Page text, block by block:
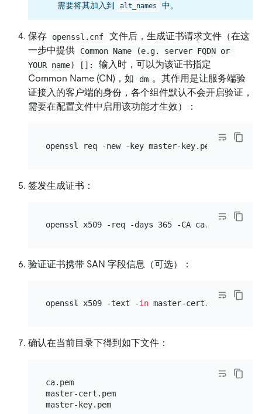
需要将其加入到
alt_names 中。
保存 openssl.cnf
文件后，生成证书请求文件（在这
一步中提供
Common Name (e.g. server FQDN or
YOUR name) []:
输入时，可以为该证书指定
Common Name (CN)，如
dm 。其作用是让服务端验
证接入的客户端的身份，各个组件默认不会开启验证，
需要在配置文件中启用该功能才生效）：
签发生成证书：
openssl x509 -req -days 365 -CA ca.pem -
验证证书携带 SAN 字段信息（可选）：
openssl x509 -text -in
确认在当前目录下得到如下文件：
ca.pem
master-cert.pem
master-key.pem